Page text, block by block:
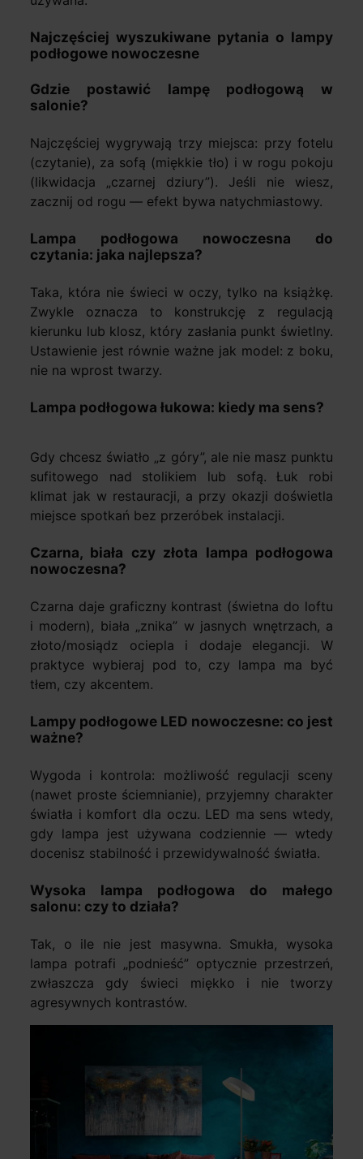
Najczęściej wyszukiwane pytania o lampy
podłogowe nowoczesne
Gdzie postawić lampę podłogową w
salonie?
Najczęściej wygrywają trzy miejsca: przy fotelu
(czytanie), za sofą (miękkie tło) i w rogu pokoju
(likwidacja „czarnej dziury”). Jeśli nie wiesz,
zacznij od rogu — efekt bywa natychmiastowy.
Lampa podłogowa nowoczesna do
czytania: jaka najlepsza?
Taka, która nie świeci w oczy, tylko na książkę.
Zwykle oznacza to konstrukcję z regulacją
kierunku lub klosz, który zasłania punkt świetlny.
Ustawienie jest równie ważne jak model: z boku,
nie na wprost twarzy.
Lampa podłogowa łukowa: kiedy ma sens?
Gdy chcesz światło „z góry”, ale nie masz punktu
sufitowego nad stolikiem lub sofą. Łuk robi
klimat jak w restauracji, a przy okazji doświetla
miejsce spotkań bez przeróbek instalacji.
Czarna, biała czy złota lampa podłogowa
nowoczesna?
Czarna daje graficzny kontrast (świetna do loftu
i modern), biała „znika” w jasnych wnętrzach, a
złoto/mosiądz ociepla i dodaje elegancji. W
praktyce wybieraj pod to, czy lampa ma być
tłem, czy akcentem.
Lampy podłogowe LED nowoczesne: co jest
ważne?
Wygoda i kontrola: możliwość regulacji sceny
(nawet proste ściemnianie), przyjemny charakter
światła i komfort dla oczu. LED ma sens wtedy,
gdy lampa jest używana codziennie — wtedy
docenisz stabilność i przewidywalność światła.
Wysoka lampa podłogowa do małego
salonu: czy to działa?
Tak, o ile nie jest masywna. Smukła, wysoka
lampa potrafi „podnieść” optycznie przestrzeń,
zwłaszcza gdy świeci miękko i nie tworzy
agresywnych kontrastów.